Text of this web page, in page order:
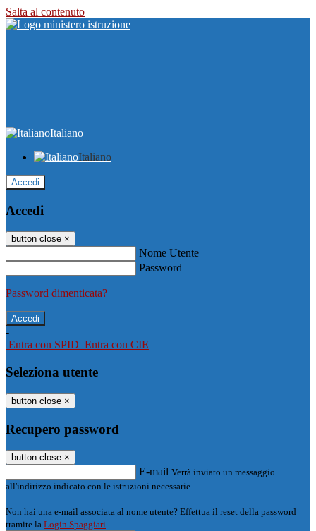
Salta al contenuto
Italiano
Italiano
Accedi
Accedi
button close ×
Nome Utente
Password
Password dimenticata?
-
Entra con SPID Entra con CIE
Seleziona utente
button close ×
Recupero password
button close ×
E-mail Verrà inviato un messaggio
all'indirizzo indicato con le istruzioni necessarie.
Non hai una e-mail associata al nome utente? Effettua il reset della password
tramite la Login Spaggiari